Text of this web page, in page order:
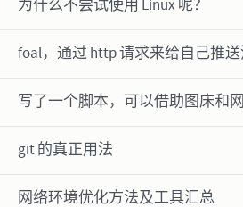
为什么不尝试使用 Linux 呢？
foal，通过 http 请求来给自己推
写了一个脚本，可以借助图床和
git 的真正用法
网络环境优化方法及工具汇总